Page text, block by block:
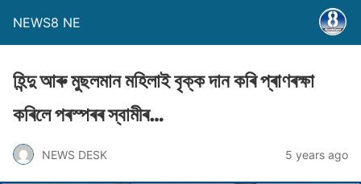
NEWS8 NE
হিন্দু আৰু মুছলমান মহিলাই বৃক্ক দান কৰি প্ৰাণৰক্ষা
কৰিলে পৰস্পৰৰ স্বামীৰ…
NEWS DESK 5 years ago